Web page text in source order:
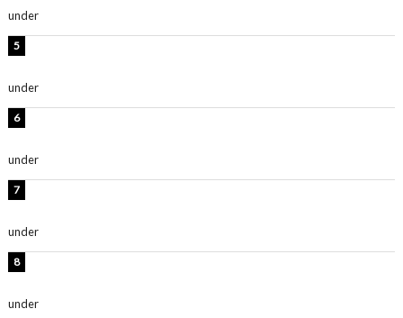
under
under
under
under
under